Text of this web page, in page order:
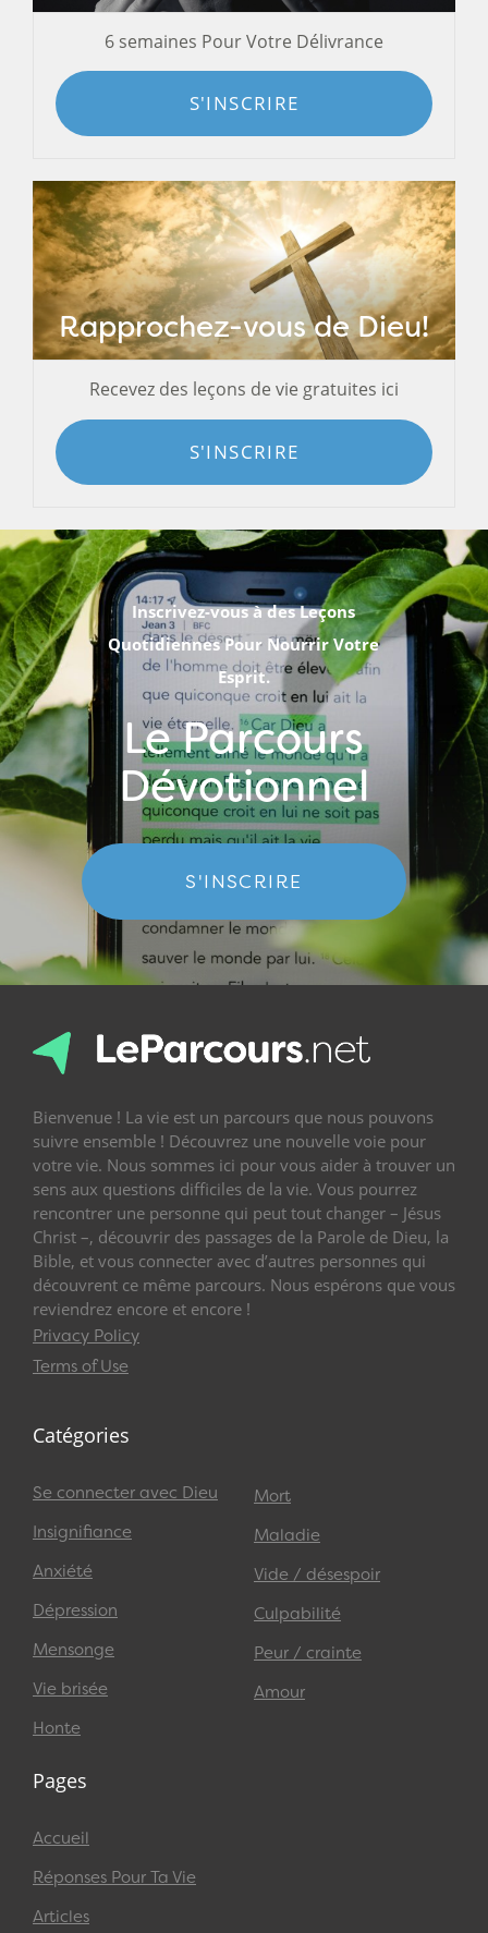
6 semaines Pour Votre Délivrance
S'INSCRIRE
Rapprochez-vous de Dieu!
Recevez des leçons de vie gratuites ici
S'INSCRIRE
Inscrivez-vous à des Leçons
Quotidiennes Pour Nourrir Votre
Esprit.
Le Parcours
Dévotionnel
S'INSCRIRE
Bienvenue ! La vie est un parcours que nous pouvons
suivre ensemble ! Découvrez une nouvelle voie pour
votre vie. Nous sommes ici pour vous aider à trouver un
sens aux questions difficiles de la vie. Vous pourrez
rencontrer une personne qui peut tout changer – Jésus
Christ –, découvrir des passages de la Parole de Dieu, la
Bible, et vous connecter avec d’autres personnes qui
découvrent ce même parcours. Nous espérons que vous
reviendrez encore et encore !
Privacy Policy
Terms of Use
Catégories
Se connecter avec Dieu
Insignifiance
Anxiété
Dépression
Mensonge
Vie brisée
Honte
Mort
Maladie
Vide / désespoir
Culpabilité
Peur / crainte
Amour
Pages
Accueil
Réponses Pour Ta Vie
Articles